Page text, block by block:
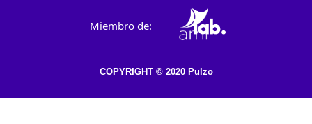
Miembro de:
COPYRIGHT © 2020 Pulzo